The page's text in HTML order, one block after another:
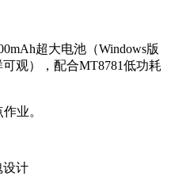
超大电池（Windows版
观），配合MT8781低功耗
业。
设计